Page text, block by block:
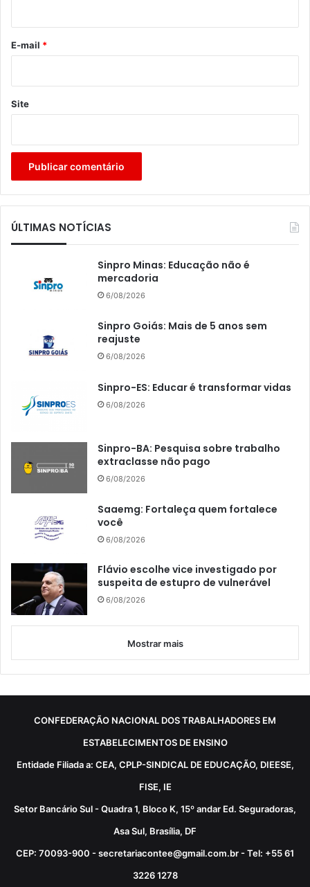
*
E-mail *
Site
ÚLTIMAS NOTÍCIAS
Sinpro Minas: Educação não é
mercadoria
6/08/2026
Sinpro Goiás: Mais de 5 anos sem
reajuste
6/08/2026
Sinpro-ES: Educar é transformar vidas
6/08/2026
Sinpro-BA: Pesquisa sobre trabalho
extraclasse não pago
6/08/2026
Saaemg: Fortaleça quem fortalece
você
6/08/2026
Flávio escolhe vice investigado por
suspeita de estupro de vulnerável
6/08/2026
Mostrar mais
CONFEDERAÇÃO NACIONAL DOS TRABALHADORES EM
ESTABELECIMENTOS DE ENSINO
Entidade Filiada a: CEA, CPLP-SINDICAL DE EDUCAÇÃO, DIEESE,
FISE, IE
Setor Bancário Sul - Quadra 1, Bloco K, 15º andar Ed. Seguradoras,
Asa Sul, Brasília, DF
CEP: 70093-900 - secretariacontee@gmail.com.br - Tel: +55 61
3226 1278